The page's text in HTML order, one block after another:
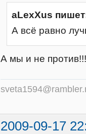
aLexXus
А всё равно
А мы и не
2009-09-17